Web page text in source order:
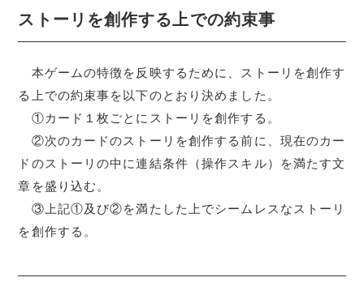
ストーリを創作する上での約束事
本ゲームの特徴を反映するために、ストーリを創作す
る上での約束事を以下のとおり決めました。
①カード１枚ごとにストーリを創作する。
②次のカードのストーリを創作する前に、現在のカー
ドのストーリの中に連結条件（操作スキル）を満たす文
章を盛り込む。
③上記①及び②を満たした上でシームレスなストーリ
を創作する。